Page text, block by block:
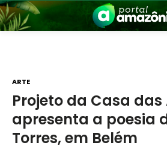
ARTE
Projeto da Casa das
apresenta a poesia
Torres, em Belém